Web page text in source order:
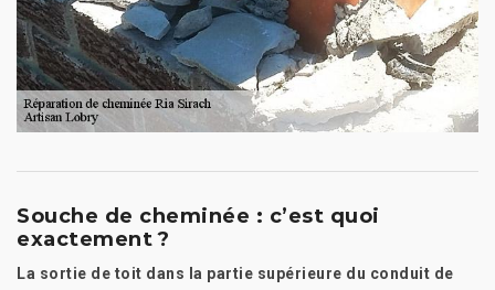
Souche de cheminée : c’est quoi
exactement ?
La sortie de toit dans la partie supérieure du conduit de